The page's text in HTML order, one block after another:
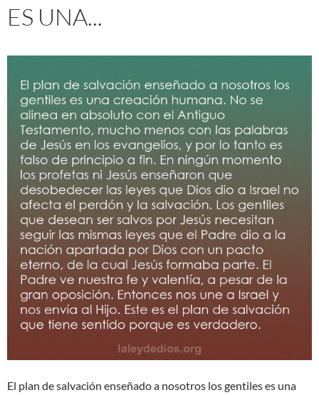
ES UNA...
El plan de salvación enseñado a nosotros los gentiles es una